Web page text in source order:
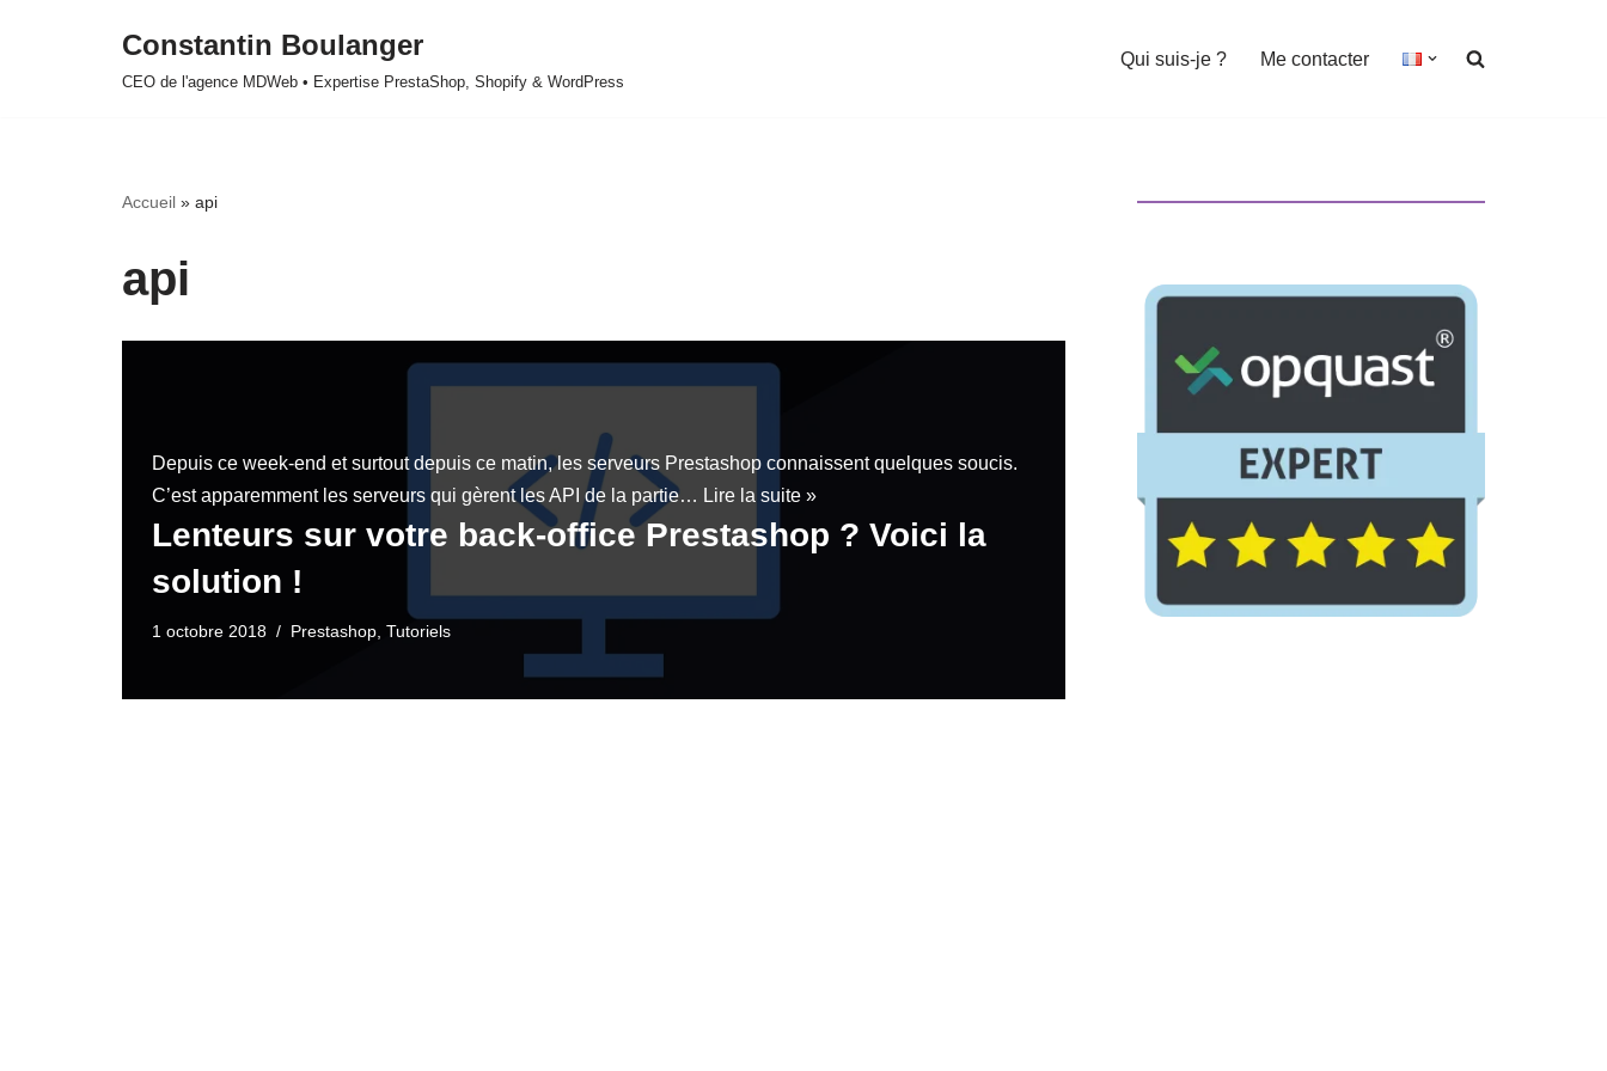
Constantin Boulanger
CEO de l'agence MDWeb • Expertise PrestaShop, Shopify & WordPress
Qui suis-je ? Me contacter
Accueil » api
api
Depuis ce week-end et surtout depuis ce matin, les serveurs Prestashop connaissent quelques soucis.
C’est apparemment les serveurs qui gèrent les API de la partie… Lire la suite »
Lenteurs sur votre back-office Prestashop ? Voici la
solution !
1 octobre 2018 Prestashop Tutoriels